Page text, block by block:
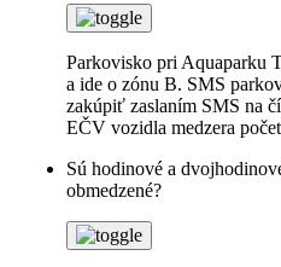
Parkovisko pri Aquaparku
a ide o zónu B. SMS
zakúpiť zaslaním SMS na
EČV vozidla medzera
Sú hodinové a
obmedzené?